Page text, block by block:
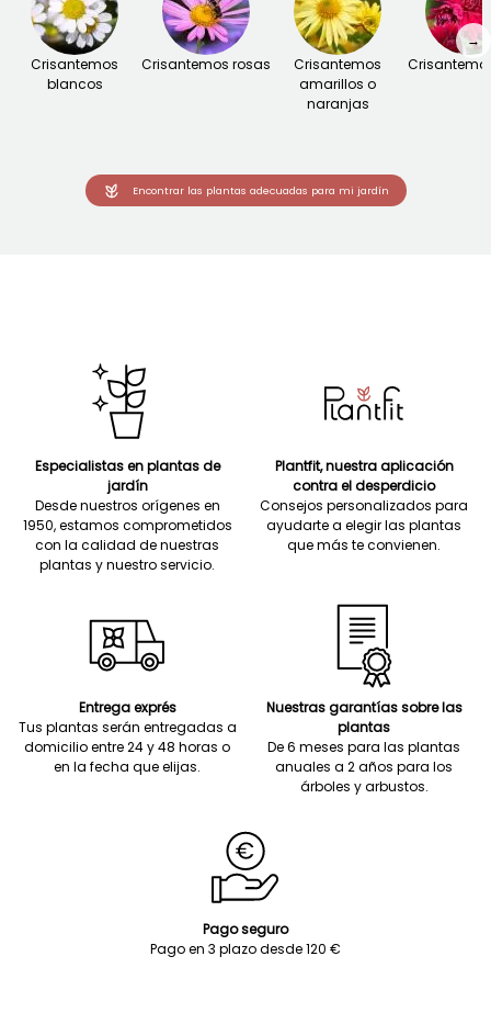
Crisantemos
blancos
Crisantemos rosas
Crisantemos
amarillos o
naranjas
→
Encontrar las plantas adecuadas para mi jardín
Especialistas en plantas de
jardín
Desde nuestros orígenes en
1950, estamos comprometidos
con la calidad de nuestras
plantas y nuestro servicio.
Plantfit, nuestra aplicación
contra el desperdicio
Consejos personalizados para
ayudarte a elegir las plantas
que más te convienen.
Entrega exprés
Tus plantas serán entregadas a
domicilio entre 24 y 48 horas o
en la fecha que elijas.
Nuestras garantías sobre las
plantas
De 6 meses para las plantas
anuales a 2 años para los
árboles y arbustos.
Pago seguro
Pago en 3 plazo desde 120 €